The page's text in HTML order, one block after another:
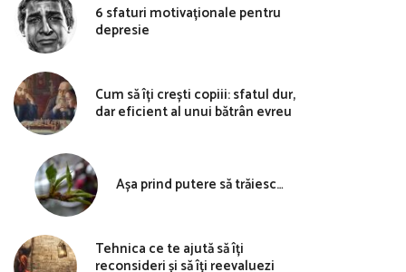
6 sfaturi motivaționale pentru
depresie
Cum să îți crești copiii: sfatul dur,
dar eficient al unui bătrân evreu
Așa prind putere să trăiesc…
Tehnica ce te ajută să îți
reconsideri și să îți reevaluezi